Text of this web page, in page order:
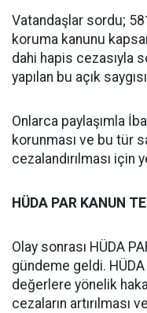
Vatandaşlar sordu;
koruma kanunu
dahi hapis cezasıyla
yapılan bu açık
Onlarca paylaşımla
korunması ve bu tür
cezalandırılması için
HÜDA PAR KANUN
Olay sonrası HÜDA
gündeme geldi.
değerlere yönelik
cezaların artırılması